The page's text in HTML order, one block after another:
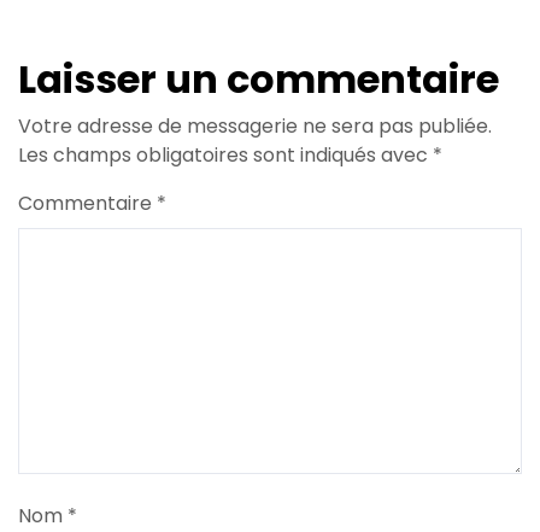
Laisser un commentaire
Votre adresse de messagerie ne sera pas publiée.
Les champs obligatoires sont indiqués avec *
Commentaire *
Nom *